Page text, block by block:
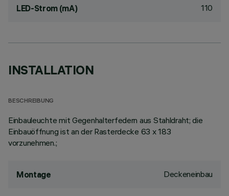
LED-Strom (mA) 110
INSTALLATION
BESCHREIBUNG
Einbauleuchte mit Gegenhalterfedern aus Stahldraht; die
Einbauöffnung ist an der Rasterdecke 63 x 183
vorzunehmen.;
Montage Deckeneinbau